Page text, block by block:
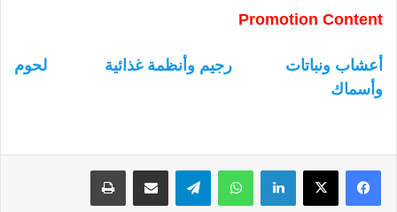
Promotion Content
أعشاب ونباتات رجيم وأنظمة غذائية
لحوم
وأسماك
لينكدإن واتساب